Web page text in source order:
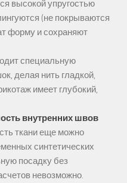
высокой упругостью
(не покрываются
форму и сохраняют
специальную
делая нить гладкой,
имеет глубокий,
внутренних швов
ткани еще можно
синтетических
посадку без
невозможно.